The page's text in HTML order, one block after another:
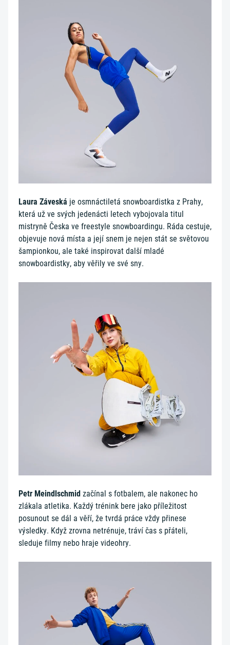
Laura Záveská je osmnáctiletá snowboardistka z Prahy,
která už ve svých jedenácti letech vybojovala titul
mistryně Česka ve freestyle snowboardingu. Ráda cestuje,
objevuje nová místa a její snem je nejen stát se světovou
šampionkou, ale také inspirovat další mladé
snowboardistky, aby věřily ve své sny.
Petr Meindlschmid začínal s fotbalem, ale nakonec ho
zlákala atletika. Každý trénink bere jako příležitost
posunout se dál a věří, že tvrdá práce vždy přinese
výsledky. Když zrovna netrénuje, tráví čas s přáteli,
sleduje filmy nebo hraje videohry.